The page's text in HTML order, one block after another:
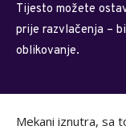
Tijesto možete
prije razvlačenja –
oblikovanje.
Mekani iznutra, sa